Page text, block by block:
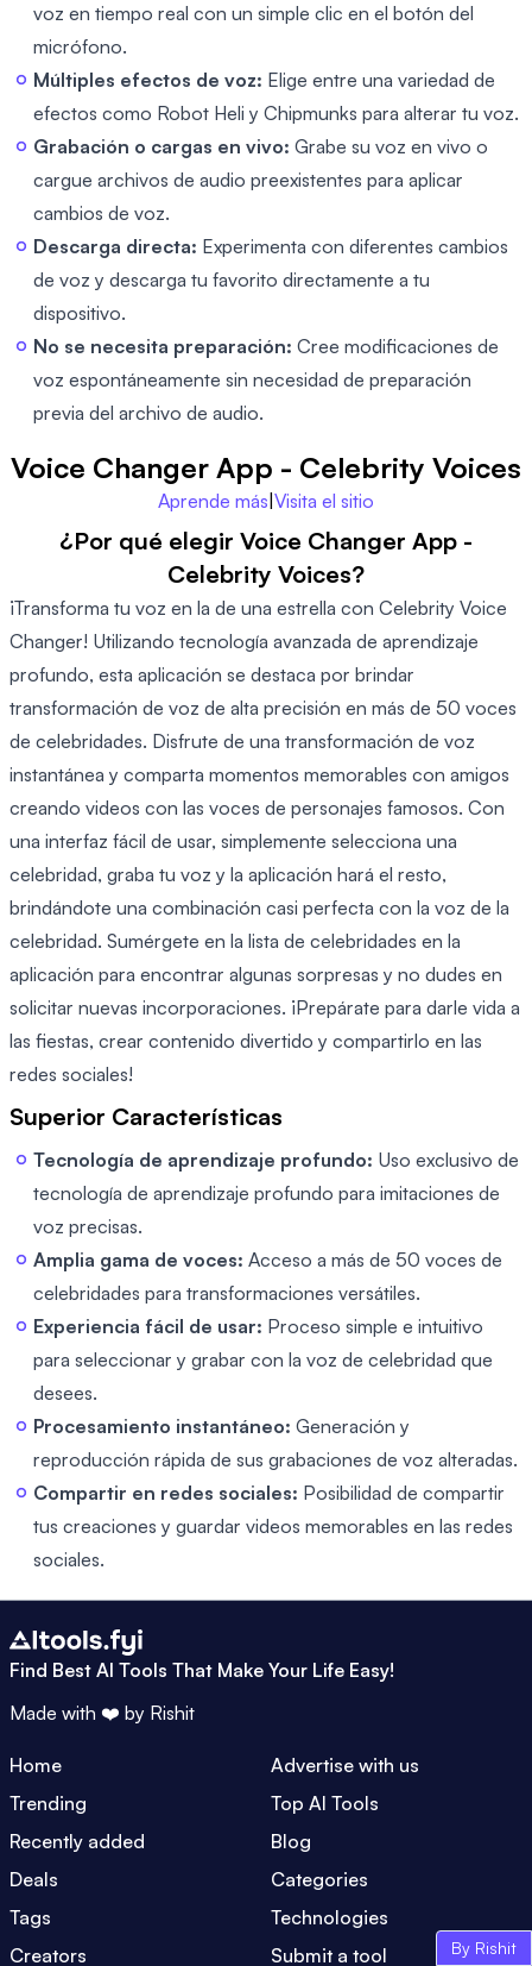
voz en tiempo real con un simple clic en el botón del
micrófono.
Múltiples efectos de voz: Elige entre una variedad de
efectos como Robot Heli y Chipmunks para alterar tu voz.
Grabación o cargas en vivo: Grabe su voz en vivo o
cargue archivos de audio preexistentes para aplicar
cambios de voz.
Descarga directa: Experimenta con diferentes cambios
de voz y descarga tu favorito directamente a tu
dispositivo.
No se necesita preparación: Cree modificaciones de
voz espontáneamente sin necesidad de preparación
previa del archivo de audio.
Voice Changer App - Celebrity Voices
Aprende más Visita el sitio
¿Por qué elegir Voice Changer App -
Celebrity Voices?
¡Transforma tu voz en la de una estrella con Celebrity Voice
Changer! Utilizando tecnología avanzada de aprendizaje
profundo, esta aplicación se destaca por brindar
transformación de voz de alta precisión en más de 50 voces
de celebridades. Disfrute de una transformación de voz
instantánea y comparta momentos memorables con amigos
creando videos con las voces de personajes famosos. Con
una interfaz fácil de usar, simplemente selecciona una
celebridad, graba tu voz y la aplicación hará el resto,
brindándote una combinación casi perfecta con la voz de la
celebridad. Sumérgete en la lista de celebridades en la
aplicación para encontrar algunas sorpresas y no dudes en
solicitar nuevas incorporaciones. ¡Prepárate para darle vida a
las fiestas, crear contenido divertido y compartirlo en las
redes sociales!
Superior Características
Tecnología de aprendizaje profundo: Uso exclusivo de
tecnología de aprendizaje profundo para imitaciones de
voz precisas.
Amplia gama de voces: Acceso a más de 50 voces de
celebridades para transformaciones versátiles.
Experiencia fácil de usar: Proceso simple e intuitivo
para seleccionar y grabar con la voz de celebridad que
desees.
Procesamiento instantáneo: Generación y
reproducción rápida de sus grabaciones de voz alteradas.
Compartir en redes sociales: Posibilidad de compartir
tus creaciones y guardar videos memorables en las redes
sociales.
Find Best AI Tools That Make Your Life Easy!
Made with ❤️ by Rishit
Home
Advertise with us
Trending
Top AI Tools
Recently added
Blog
Deals
Categories
Tags
Technologies
Creators
Submit a tool By Rishit